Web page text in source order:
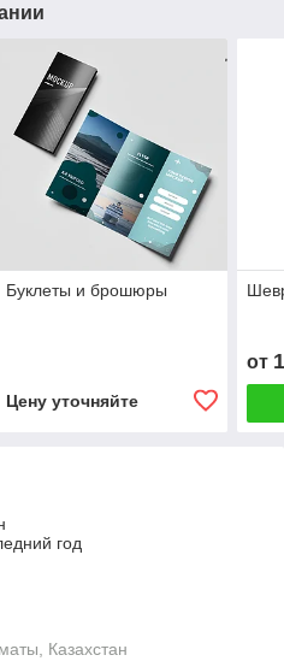
Буклеты и брошюры
Цену уточняйте
от
год
Казахстан